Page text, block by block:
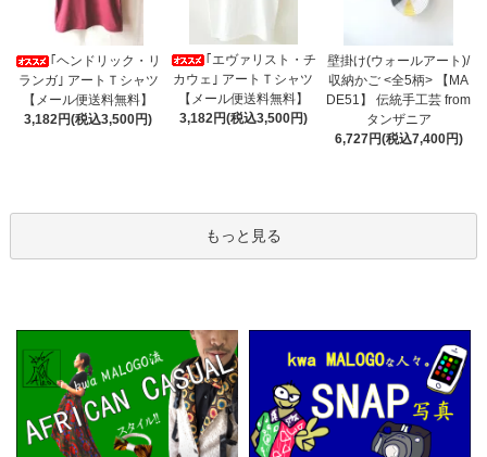
｢ヘンドリック・リ
ランガ｣ アートＴシャツ
【メール便送料無料】
3,182円(税込3,500円)
｢エヴァリスト・チ
カウェ｣ アートＴシャツ
【メール便送料無料】
3,182円(税込3,500円)
壁掛け(ウォールアート)/
収納かご <全5柄> 【MA
DE51】 伝統手工芸 from
タンザニア
6,727円(税込7,400円)
もっと見る